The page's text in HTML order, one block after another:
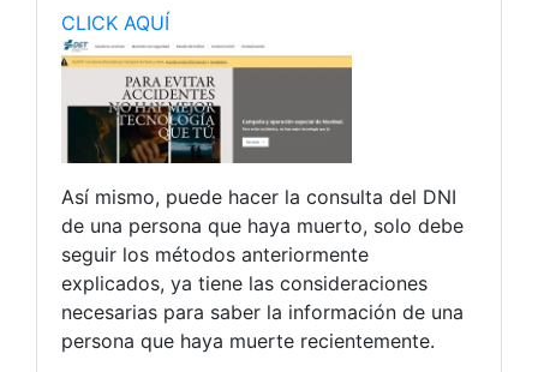
CLICK AQUÍ
Así mismo, puede hacer la consulta del DNI
de una persona que haya muerto, solo debe
seguir los métodos anteriormente
explicados, ya tiene las consideraciones
necesarias para saber la información de una
persona que haya muerte recientemente.